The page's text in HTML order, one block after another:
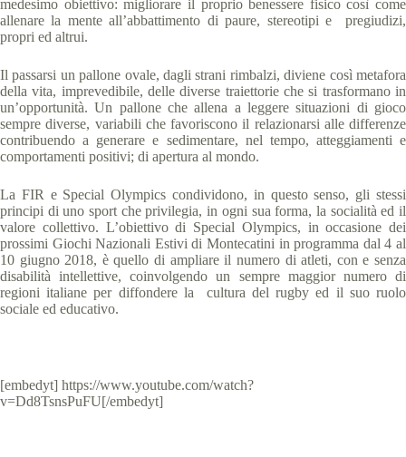
medesimo obiettivo: migliorare il proprio benessere fisico così come
allenare la mente all’abbattimento di paure, stereotipi e pregiudizi,
propri ed altrui.
Il passarsi un pallone ovale, dagli strani rimbalzi, diviene così metafora
della vita, imprevedibile, delle diverse traiettorie che si trasformano in
un’opportunità. Un pallone che allena a leggere situazioni di gioco
sempre diverse, variabili che favoriscono il relazionarsi alle differenze
contribuendo a generare e sedimentare, nel tempo, atteggiamenti e
comportamenti positivi; di apertura al mondo.
La FIR e Special Olympics condividono, in questo senso, gli stessi
principi di uno sport che privilegia, in ogni sua forma, la socialità ed il
valore collettivo. L’obiettivo di Special Olympics, in occasione dei
prossimi Giochi Nazionali Estivi di Montecatini in programma dal 4 al
10 giugno 2018, è quello di ampliare il numero di atleti, con e senza
disabilità intellettive, coinvolgendo un sempre maggior numero di
regioni italiane per diffondere la cultura del rugby ed il suo ruolo
sociale ed educativo.
[embedyt] https://www.youtube.com/watch?
v=Dd8TsnsPuFU[/embedyt]